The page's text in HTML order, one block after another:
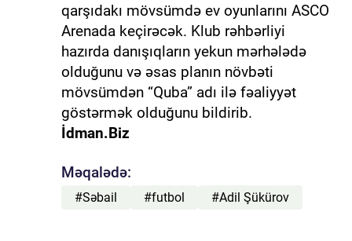
qarşıdakı mövsümdə ev oyunlarını ASCO
Arenada keçirəcək. Klub rəhbərliyi
hazırda danışıqların yekun mərhələdə
olduğunu və əsas planın növbəti
mövsümdən “Quba” adı ilə fəaliyyət
göstərmək olduğunu bildirib.
İdman.Biz
Məqalədə:
#Səbail #futbol #Adil Şükürov